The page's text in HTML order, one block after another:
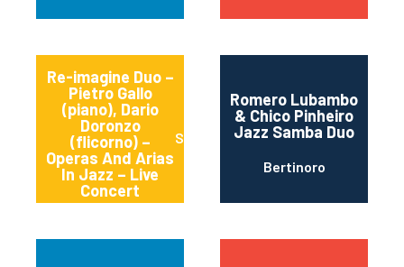
Re-imagine Duo –
Pietro Gallo
(piano), Dario
Doronzo
(flicorno) –
Operas And Arias
In Jazz – Live
Concert
Stornara
Romero Lubambo
& Chico Pinheiro
Jazz Samba Duo
Bertinoro